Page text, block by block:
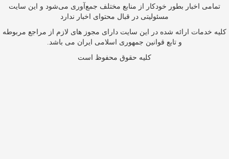
تمامی اخبار بطور خودکار از منابع مختلف جمع‌آوری می‌شود و این سایت
مسئولیتی در قبال محتوای اخبار ندارد
کلیه خدمات ارائه شده در این سایت دارای مجوز های لازم از مراجع مربوطه
و تابع قوانین جمهوری اسلامی ایران می باشد.
کلیه حقوق محفوظ است